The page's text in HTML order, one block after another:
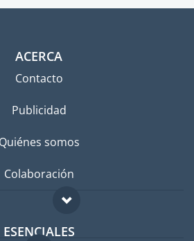
ACERCA
Contacto
Publicidad
Quiénes somos
Colaboración
ESENCIALES